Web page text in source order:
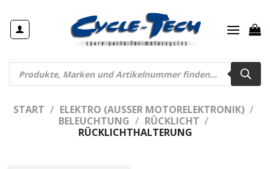
Inhalt
springen
Products
search
START / ELEKTRO (AUSSER MOTORELEKTRONIK) /
BELEUCHTUNG / RÜCKLICHT /
RÜCKLICHTHALTERUNG